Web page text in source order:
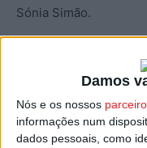
Damos
Nós e os nossos
informações num
dados pessoais, como
Sónia Simão.
destacou ainda no
“mais exposições”
fundação como na